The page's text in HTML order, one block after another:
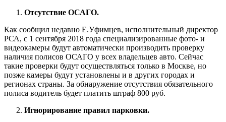
Отсутствие ОСАГО.
Как сообщил недавно Е.Уфимцев, исполнительный директор
РСА, с 1 сентября 2018 года специализированные фото- и
видеокамеры будут автоматически производить проверку
наличия полисов ОСАГО у всех владельцев авто. Сейчас
такие проверки будут осуществляться только в Москве, но
позже камеры будут установлены и в других городах и
регионах страны. За обнаружение отсутствия обязательного
полиса водитель будет платить штраф 800 руб.
Игнорирование правил парковки.